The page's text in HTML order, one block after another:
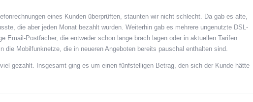
eines Kunden überprüften, staunten wir nicht schlecht. Da gab es alte,
die aber jeden Monat bezahlt wurden. Weiterhin gab es mehrere ungenutzte DSL-
Email-Postfächer, die entweder schon lange brach lagen oder in aktuellen Tarifen
die Mobilfunknetze, die in neueren Angeboten bereits pauschal enthalten sind.
gezahlt. Insgesamt ging es um einen fünfstelligen Betrag, den sich der Kunde hätte